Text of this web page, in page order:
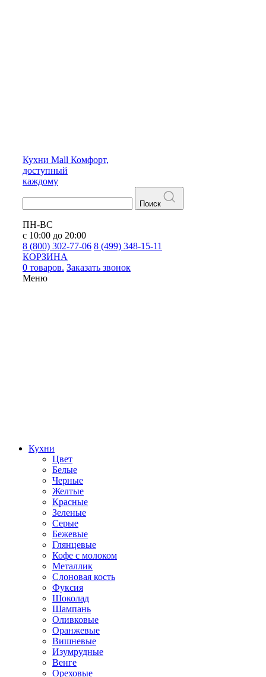
Кухни Mall Комфорт,
доступный
каждому
Поиск
ПН-ВС
с 10:00 до 20:00
8 (800) 302-77-06 8 (499) 348-15-11
КОРЗИНА
0 товаров. Заказать звонок
Меню
Кухни
Цвет
Белые
Черные
Желтые
Красные
Зеленые
Серые
Бежевые
Глянцевые
Кофе с молоком
Металлик
Слоновая кость
Фуксия
Шоколад
Шампань
Оливковые
Оранжевые
Вишневые
Изумрудные
Венге
Ореховые